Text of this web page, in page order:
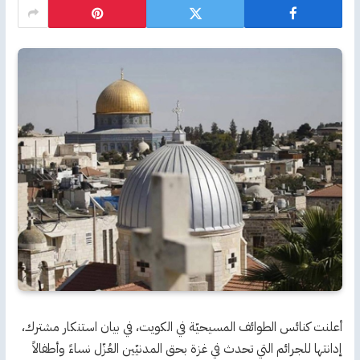
أعلنت كنائس الطوائف المسيحيّة في الكويت، في بيان استنكار مشترك،
إدانتها للجرائم التي تحدث في غزة بحق المدنيّين العُزّل نساءً وأطفالاً